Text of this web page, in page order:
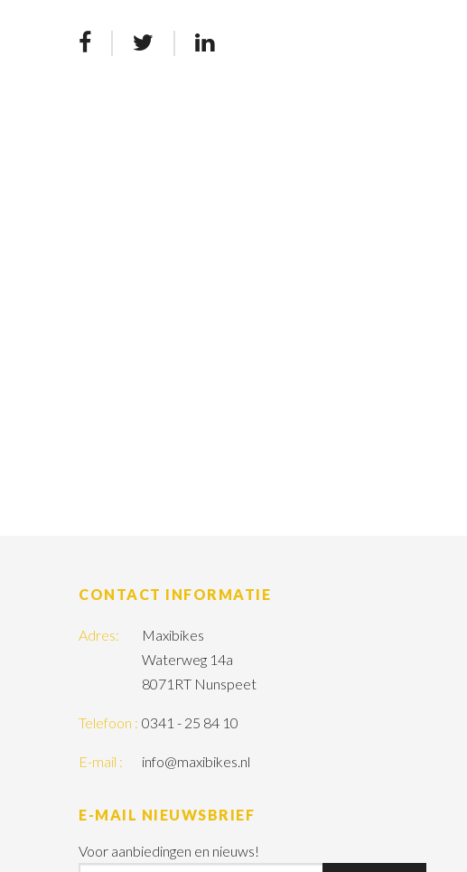
CONTACT INFORMATIE
Adres:
Maxibikes
Waterweg 14a
8071RT Nunspeet
Telefoon : 0341 - 25 84 10
E-mail : info@maxibikes.nl
E-MAIL NIEUWSBRIEF
Voor aanbiedingen en nieuws!